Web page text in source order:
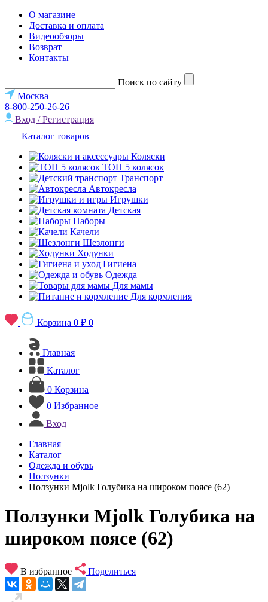
О магазине
Доставка и оплата
Видеообзоры
Возврат
Контакты
Поиск по сайту
Москва
8-800-250-26-26
Вход / Регистрация
Каталог товаров
Коляски
ТОП 5 колясок
Транспорт
Автокресла
Игрушки
Детская
Наборы
Качели
Шезлонги
Ходунки
Гигиена
Одежда
Для мамы
Для кормления
Корзина 0 ₽ 0
Главная
Каталог
0 Корзина
0 Избранное
Вход
Главная
Каталог
Одежда и обувь
Ползунки
Ползунки Mjolk Голубика на широком поясе (62)
Ползунки Mjolk Голубика на
широком поясе (62)
В избранное Поделиться